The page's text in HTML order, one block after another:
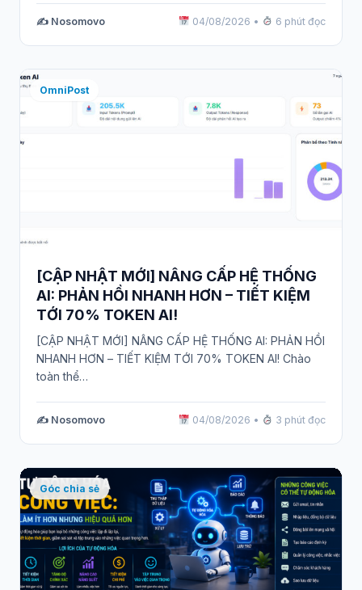
✍️ Nosomovo 04/08/2026 • 6 phút đọc
OmniPost
[CẬP NHẬT MỚI] NÂNG CẤP HỆ THỐNG
AI: PHẢN HỒI NHANH HƠN – TIẾT KIỆM
TỚI 70% TOKEN AI!
[CẬP NHẬT MỚI] NÂNG CẤP HỆ THỐNG AI: PHẢN HỒI
NHANH HƠN – TIẾT KIỆM TỚI 70% TOKEN AI! Chào
toàn thể…
✍️ Nosomovo 04/08/2026 • 3 phút đọc
Góc chia sẻ